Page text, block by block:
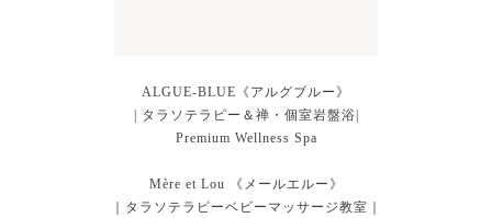
ALGUE-BLUE《アルグブルー》
| タラソテラピー＆禅・個室岩盤浴|
Premium Wellness Spa
Mère et Lou 《メールエルー》
｜タラソテラピーベビーマッサージ教室｜